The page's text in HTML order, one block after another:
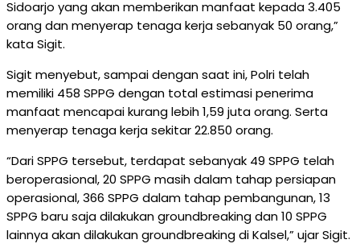
Sidoarjo yang akan memberikan manfaat kepada 3.405
orang dan menyerap tenaga kerja sebanyak 50 orang,”
kata Sigit.
Sigit menyebut, sampai dengan saat ini, Polri telah
memiliki 458 SPPG dengan total estimasi penerima
manfaat mencapai kurang lebih 1,59 juta orang. Serta
menyerap tenaga kerja sekitar 22.850 orang.
“Dari SPPG tersebut, terdapat sebanyak 49 SPPG telah
beroperasional, 20 SPPG masih dalam tahap persiapan
operasional, 366 SPPG dalam tahap pembangunan, 13
SPPG baru saja dilakukan groundbreaking dan 10 SPPG
lainnya akan dilakukan groundbreaking di Kalsel,” ujar Sigit.